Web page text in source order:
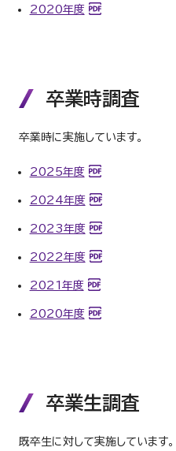
2020年度
卒業時調査
卒業時に実施しています。
2025年度
2024年度
2023年度
2022年度
2021年度
2020年度
卒業生調査
既卒生に対して実施しています。